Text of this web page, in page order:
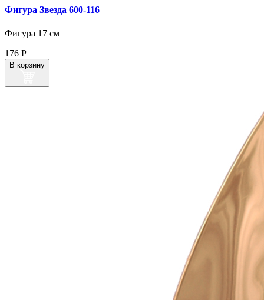
Фигура Звезда 600‑116
Фигура 17 см
176 Р
В корзину